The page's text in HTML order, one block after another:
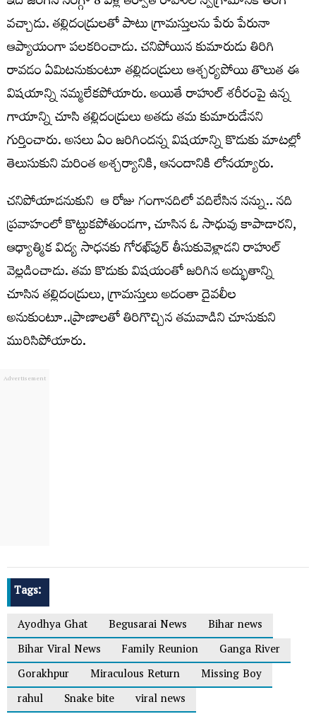
వచ్చాడు. తల్లిదండ్రులతో పాటు గ్రామస్తులను పేరు పేరునా
ఆప్యాయంగా పలకరించాడు. చనిపోయిన కుమారుడు తిరిగి
రావడం ఏమిటనుకుంటూ తల్లిదండ్రులు ఆశ్చర్యపోయి తొలుత ఈ
విషయాన్ని నమ్మలేకపోయారు. అయితే రాహుల్‌ శరీరంపై ఉన్న
గాయాన్ని చూసి తల్లిదండ్రులు అతడు తమ కుమారుడేనని
గుర్తించారు. అసలు ఏం జరిగిందన్న విషయాన్ని కొడుకు మాటల్లో
తెలుసుకుని మరింత అశ్చర్యానికి, ఆనందానికి లోనయ్యారు.
చనిపోయాడనుకుని ఆ రోజు గంగానదిలో వదిలేసిన నన్ను.. నది
ప్రవాహంలో కొట్టుకపోతుండగా, చూసిన ఓ సాధువు కాపాడారని,
ఆధ్యాత్మిక విద్య సాధనకు గోరఖ్‌పుర్‌ తీసుకువెళ్లాడని రాహుల్‌
వెల్లడించాడు. తమ కొడుకు విషయంతో జరిగిన అద్భుతాన్ని
చూసిన తల్లిదండ్రులు, గ్రామస్తులు అదంతా దైవలీల
అనుకుంటూ..ప్రాణాలతో తిరిగొచ్చిన తమవాడిని చూసుకుని
మురిసిపోయారు.
Tags:
Ayodhya Ghat
Begusarai News
Bihar news
Bihar Viral News
Family Reunion
Ganga River
Gorakhpur
Miraculous Return
Missing Boy
rahul
Snake bite viral news